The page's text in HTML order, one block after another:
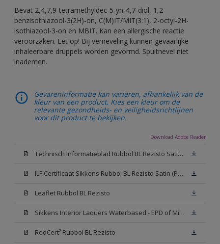
Bevat 2,4,7,9-tetramethyldec-5-yn-4,7-diol, 1,2-
benzisothiazool-3(2H)-on, C(M)IT/MIT(3:1), 2-octyl-2H-
isothiazool-3-on en MBIT. Kan een allergische reactie
veroorzaken. Let op! Bij verneveling kunnen gevaarlijke
inhaleerbare druppels worden gevormd. Spuitnevel niet
inademen.
Gevareninformatie kan variëren, afhankelijk van de
kleur van een product. Kies een kleur om de
relevante gezondheids- en veiligheidsrichtlijnen
voor dit product te bekijken.
Download Adobe Reader
Technisch Informatieblad Rubbol BL Rezisto Satin (PDF)
ILF Certificaat Sikkens Rubbol BL Rezisto Satin (PDF)
Leaflet Rubbol BL Rezisto
Sikkens Interior Laquers Waterbased - EPD of Milieuproductverklaring
RedCert² Rubbol BL Rezisto